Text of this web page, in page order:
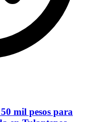
mil pesos para